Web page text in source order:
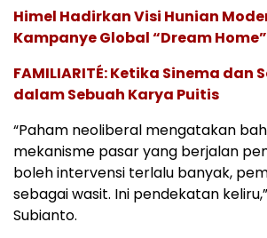
Himel Hadirkan Visi Hunian
Kampanye Global “Dream Home”
FAMILIARITÉ: Ketika Sinema dan
dalam Sebuah Karya Puitis
“Paham neoliberal mengatakan
mekanisme pasar yang berjalan
boleh intervensi terlalu banyak,
sebagai wasit. Ini pendekatan
Subianto.